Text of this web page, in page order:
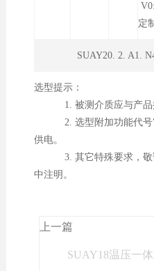
V0:
定
SUAY20. 2. A1.
选型提示：
1. 被测介质应与产品接
2. 选型附加功能代号
供电。
3. 其它特殊要求，敬请
中注明。
上一篇
SUAY18温压一